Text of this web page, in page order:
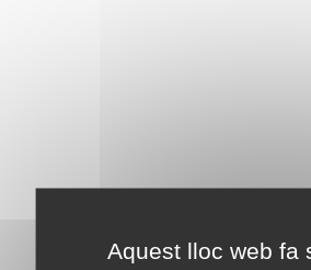
Aquest lloc web fa